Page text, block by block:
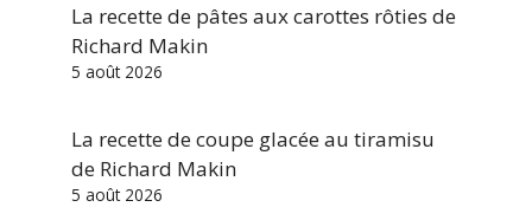
La recette de pâtes aux carottes rôties de
Richard Makin
5 août 2026
La recette de coupe glacée au tiramisu
de Richard Makin
5 août 2026